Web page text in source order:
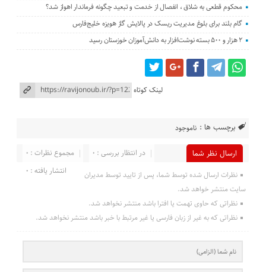
محکوم قطعی به شلاق ، انفصال از خدمت و تبعید چگونه فرماندار اهواز شد؟
گام بلند برای بلوغ مدیریت ریسک در پالایش گاز هویزه خلیج‌فارس
۲ هزار و ۵۰۰ بسته نوشت‌افزار به دانش‌آموزان خوزستان رسید
لینک کوتاه
برچسب ها : ناموجود
ارسال نظر شما مجموع نظرات : 0
در انتظار بررسی : 0
انتشار یافته : 0
نظرات ارسال شده توسط شما، پس از تایید توسط مدیران
سایت منتشر خواهد شد.
نظراتی که حاوی تهمت یا افترا باشد منتشر نخواهد شد.
نظراتی که به غیر از زبان فارسی یا غیر مرتبط با خبر باشد منتشر نخواهد شد.